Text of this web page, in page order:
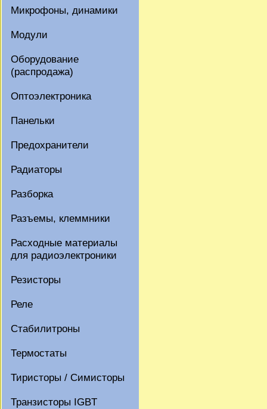
Микрофоны, динамики
Модули
Оборудование
(распродажа)
Оптоэлектроника
Панельки
Предохранители
Радиаторы
Разборка
Разъемы, клеммники
Расходные материалы
для радиоэлектроники
Резисторы
Реле
Стабилитроны
Термостаты
Тиристоры / Симисторы
Транзисторы IGBT